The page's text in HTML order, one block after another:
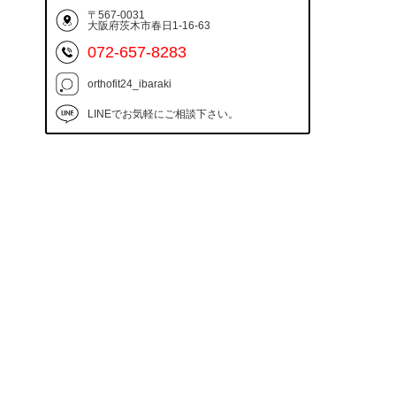
〒567-0031
大阪府茨木市春日1-16-63
072-657-8283
orthofit24_ibaraki
LINEでお気軽にご相談下さい。